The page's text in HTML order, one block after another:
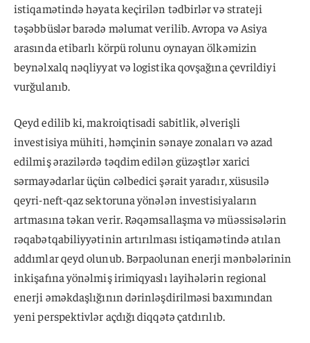
istiqamətində həyata keçirilən tədbirlər və strateji
təşəbbüslər barədə məlumat verilib. Avropa və Asiya
arasında etibarlı körpü rolunu oynayan ölkəmizin
beynəlxalq nəqliyyat və logistika qovşağına çevrildiyi
vurğulanıb.
Qeyd edilib ki, makroiqtisadi sabitlik, əlverişli
investisiya mühiti, həmçinin sənaye zonaları və azad
edilmiş ərazilərdə təqdim edilən güzəştlər xarici
sərmayədarlar üçün cəlbedici şərait yaradır, xüsusilə
qeyri-neft-qaz sektoruna yönələn investisiyaların
artmasına təkan verir. Rəqəmsallaşma və müəssisələrin
rəqabətqabiliyyətinin artırılması istiqamətində atılan
addımlar qeyd olunub. Bərpaolunan enerji mənbələrinin
inkişafına yönəlmiş irimiqyaslı layihələrin regional
enerji əməkdaşlığının dərinləşdirilməsi baxımından
yeni perspektivlər açdığı diqqətə çatdırılıb.